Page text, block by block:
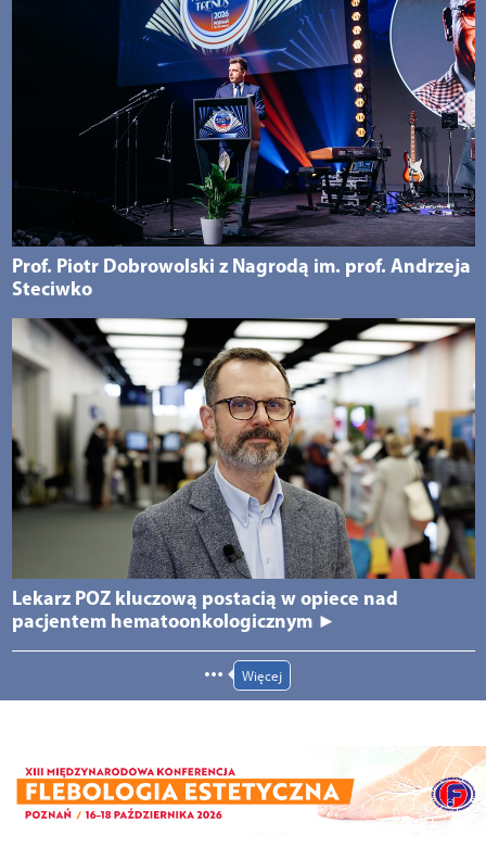
Prof. Piotr Dobrowolski z Nagrodą im. prof. Andrzeja
Steciwko
Lekarz POZ kluczową postacią w opiece nad
pacjentem hematoonkologicznym ►
Więcej